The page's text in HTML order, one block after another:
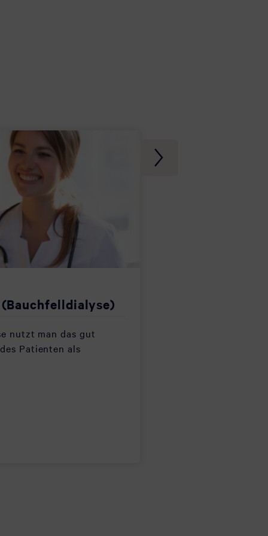
nutzt man das gut
Patienten als